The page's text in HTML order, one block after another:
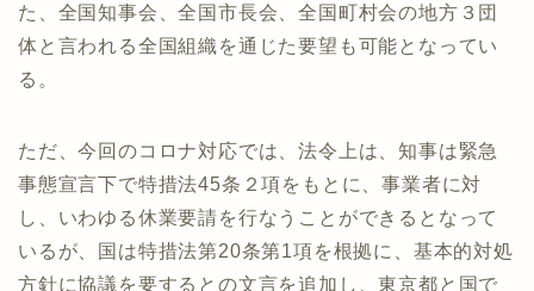
た、全国知事会、全国市長会、全国町村会の地方３団
体と言われる全国組織を通じた要望も可能となってい
る。
ただ、今回のコロナ対応では、法令上は、知事は緊急
事態宣言下で特措法45条２項をもとに、事業者に対
し、いわゆる休業要請を行なうことができるとなって
いるが、国は特措法第20条第1項を根拠に、基本的対処
方針に協議を要するとの文言を追加し、東京都と国で